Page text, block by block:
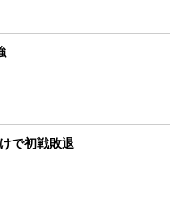
で初戦敗退